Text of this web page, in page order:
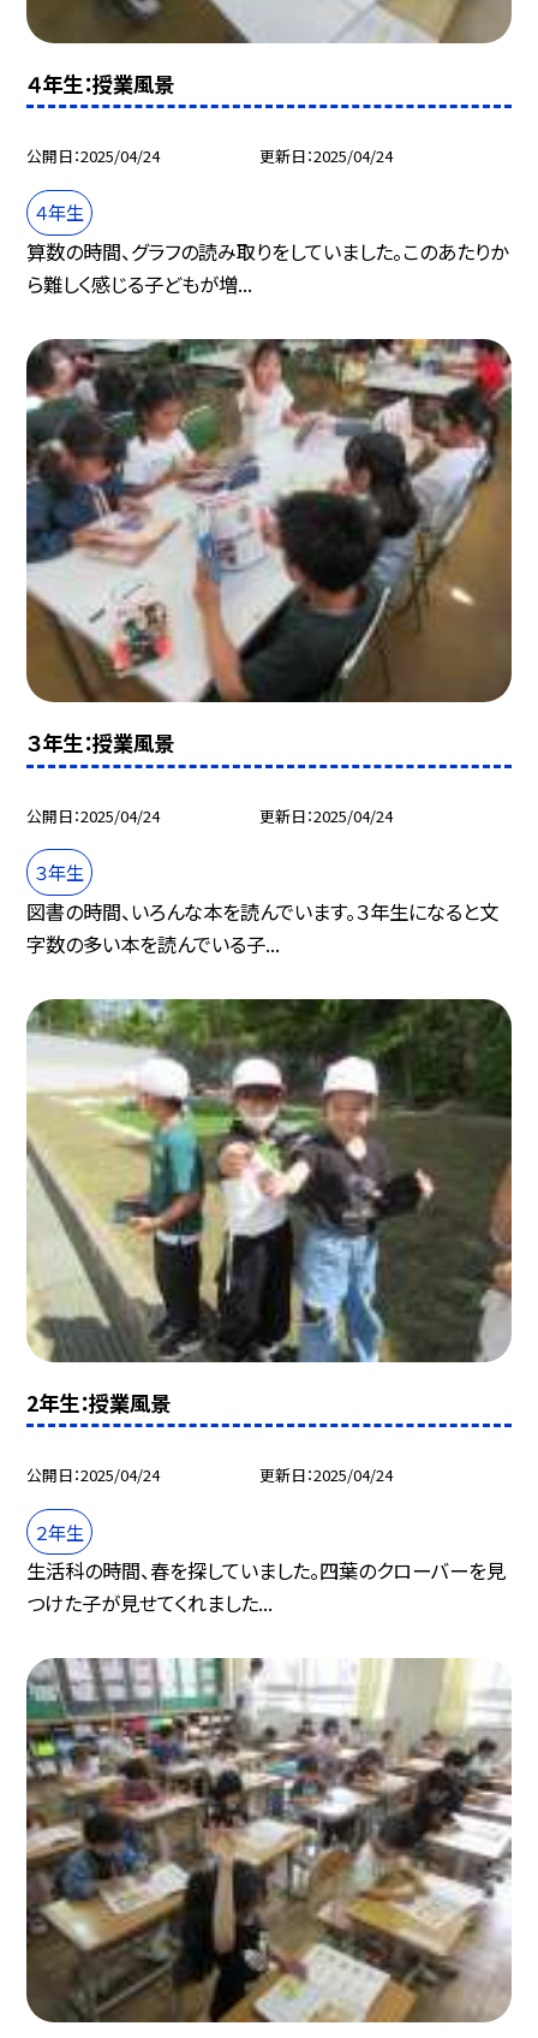
４年生：授業風景
公開日 2025/04/24 更新日 2025/04/24
４年生
算数の時間、グラフの読み取りをしていました。このあたりか
ら難しく感じる子どもが増...
３年生：授業風景
公開日 2025/04/24 更新日 2025/04/24
３年生
図書の時間、いろんな本を読んでいます。３年生になると文
字数の多い本を読んでいる子...
2年生：授業風景
公開日 2025/04/24 更新日 2025/04/24
２年生
生活科の時間、春を探していました。四葉のクローバーを見
つけた子が見せてくれました...